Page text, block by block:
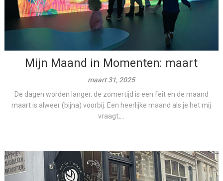
Mijn Maand in Momenten: maart
maart 31, 2025
De dagen worden langer, de zomertijd is een feit en de maand
maart is alweer (bijna) voorbij. Een heerlijke maand als je het mij
vraagt,...